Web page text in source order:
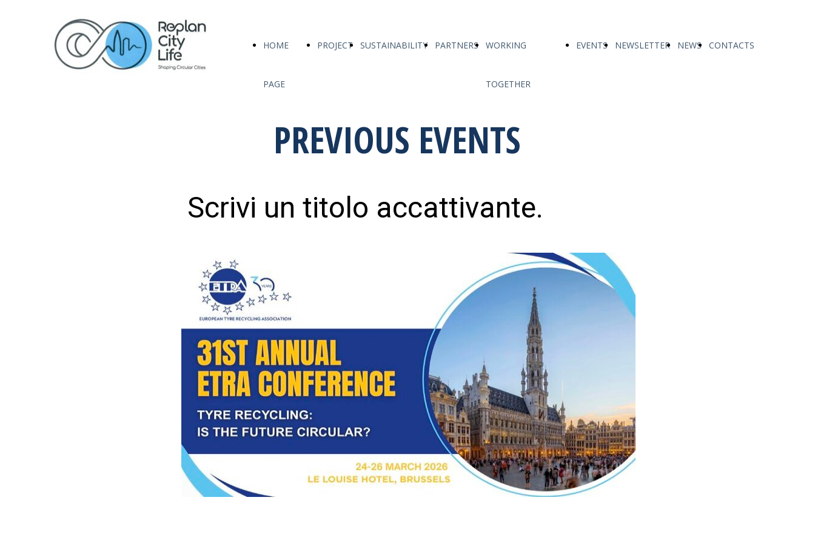
HOME
PAGE
PROJECT SUSTAINABILITY PARTNERS WORKING
TOGETHER
EVENTS NEWSLETTER NEWS CONTACTS
PREVIOUS EVENTS
Scrivi un titolo accattivante.